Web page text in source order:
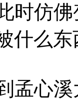
时仿佛
什么
孟心溪